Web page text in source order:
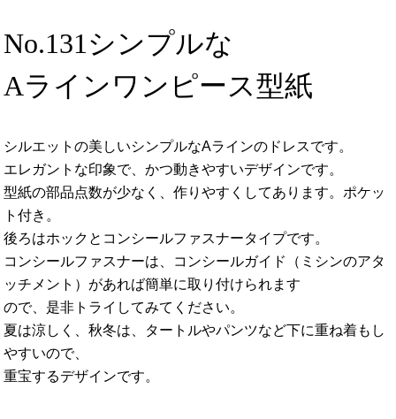
No.131シンプルな
Aラインワンピース型紙
シルエットの美しいシンプルなAラインのドレスです。
エレガントな印象で、かつ動きやすいデザインです。
型紙の部品点数が少なく、作りやすくしてあります。ポケッ
ト付き。
後ろはホックとコンシールファスナータイプです。
コンシールファスナーは、コンシールガイド（ミシンのアタ
ッチメント）があれば簡単に取り付けられます
ので、是非トライしてみてください。
夏は涼しく、秋冬は、タートルやパンツなど下に重ね着もし
やすいので、
重宝するデザインです。